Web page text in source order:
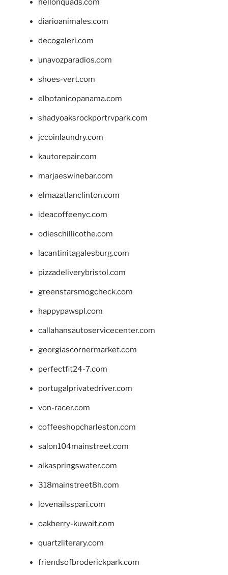
hellonquads.com
diarioanimales.com
decogaleri.com
unavozparadios.com
shoes-vert.com
elbotanicopanama.com
shadyoaksrockportrvpark.com
jccoinlaundry.com
kautorepair.com
marjaeswinebar.com
elmazatlanclinton.com
ideacoffeenyc.com
odieschillicothe.com
lacantinitagalesburg.com
pizzadeliverybristol.com
greenstarsmogcheck.com
happypawspl.com
callahansautoservicecenter.com
georgiascornermarket.com
perfectfit24-7.com
portugalprivatedriver.com
von-racer.com
coffeeshopcharleston.com
salon104mainstreet.com
alkaspringswater.com
318mainstreet8h.com
lovenailsspari.com
oakberry-kuwait.com
quartzliterary.com
friendsofbroderickpark.com